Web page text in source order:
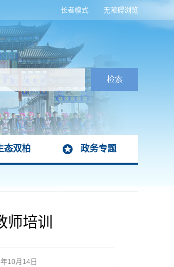
无障碍浏览
长者模式
态双柏 政务专题
培训
10月14日